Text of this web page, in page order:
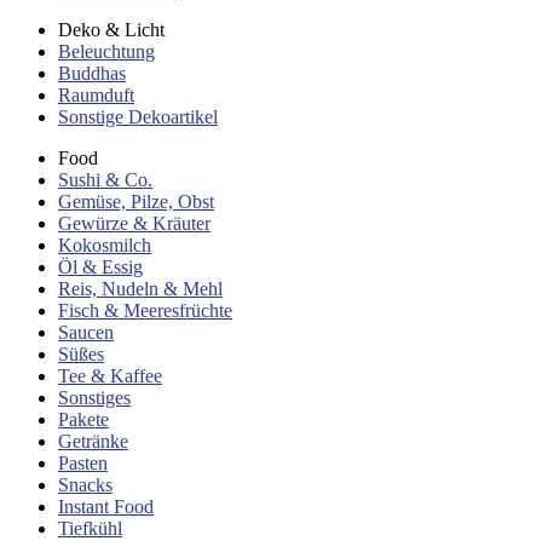
Deko & Licht
Beleuchtung
Buddhas
Raumduft
Sonstige Dekoartikel
Food
Sushi & Co.
Gemüse, Pilze, Obst
Gewürze & Kräuter
Kokosmilch
Öl & Essig
Reis, Nudeln & Mehl
Fisch & Meeresfrüchte
Saucen
Süßes
Tee & Kaffee
Sonstiges
Pakete
Getränke
Pasten
Snacks
Instant Food
Tiefkühl